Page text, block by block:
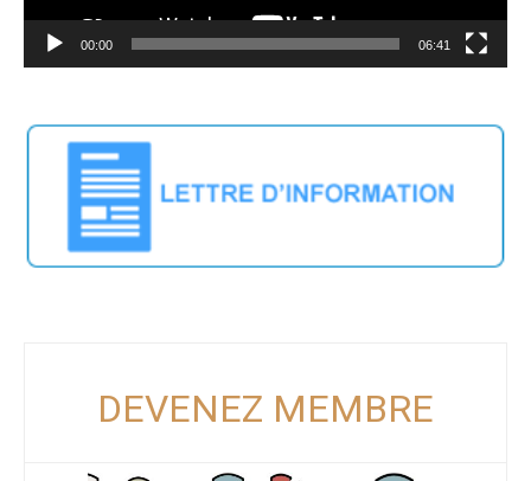
00:00 06:41
DEVENEZ MEMBRE